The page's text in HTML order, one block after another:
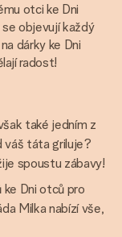
otci ke Dni
objevují každý
dárky ke Dni
radost!
také jedním z
váš táta griluje?
spoustu zábavy!
ke Dni otců pro
Milka nabízí vše,